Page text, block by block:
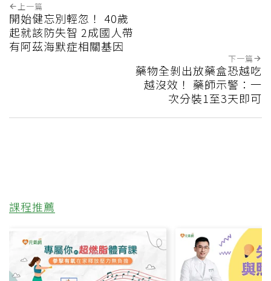
上一篇
開始健忘別輕忽！ 40歲
起就該防失智 2成國人帶
有阿茲海默症相關基因
下一篇
藥物全剝出放藥盒恐越吃
越沒效！ 藥師示警：一
次分裝1至3天即可
課程推薦